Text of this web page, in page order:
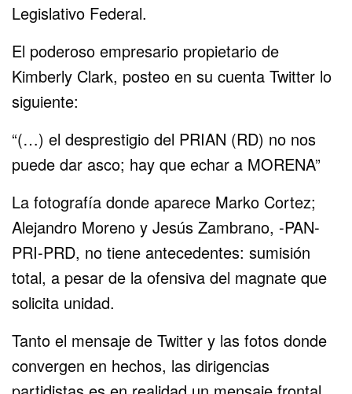
Legislativo Federal.
El poderoso empresario propietario de
Kimberly Clark, posteo en su cuenta Twitter lo
siguiente:
“(…) el desprestigio del PRIAN (RD) no nos
puede dar asco; hay que echar a MORENA”
La fotografía donde aparece Marko Cortez;
Alejandro Moreno y Jesús Zambrano, -PAN-
PRI-PRD, no tiene antecedentes: sumisión
total, a pesar de la ofensiva del magnate que
solicita unidad.
Tanto el mensaje de Twitter y las fotos donde
convergen en hechos, las dirigencias